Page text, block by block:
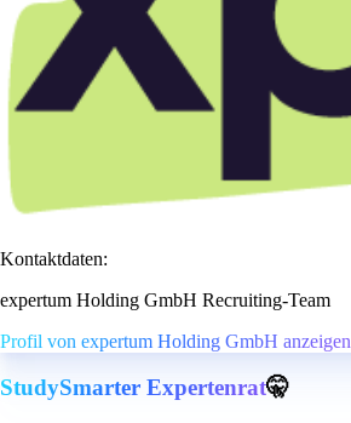
Kontaktdaten:
expertum Holding GmbH Recruiting-Team
Profil von expertum Holding GmbH anzeigen
StudySmarter Expertenrat🤫